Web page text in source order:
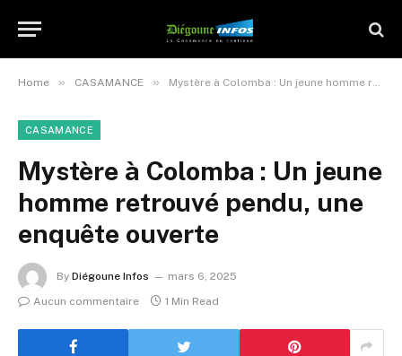
Home » CASAMANCE » Mystère à Colomba : Un jeune homme retrouvé pendu, une enquête ouverte
CASAMANCE
Mystère à Colomba : Un jeune
homme retrouvé pendu, une
enquête ouverte
By Diégoune Infos
mars 6, 2025
Aucun commentaire
1 Min Read